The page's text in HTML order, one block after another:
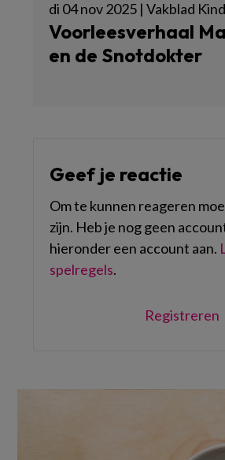
di 04 nov 2025 | Vakblad
Voorleesverhaal
en de Snotdokter
Geef je reactie
Om te kunnen reageren
zijn. Heb je nog geen
hieronder een account aan.
spelregels.
Registreren